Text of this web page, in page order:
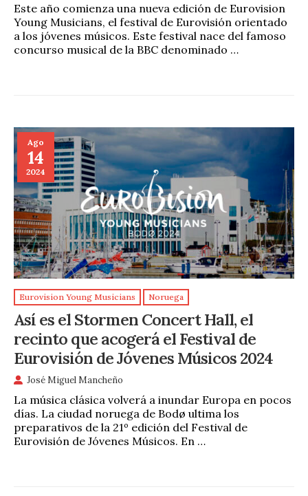
Este año comienza una nueva edición de Eurovision
Young Musicians, el festival de Eurovisión orientado
a los jóvenes músicos. Este festival nace del famoso
concurso musical de la BBC denominado …
Ago
14
2024
Eurovision Young Musicians Noruega
Así es el Stormen Concert Hall, el
recinto que acogerá el Festival de
Eurovisión de Jóvenes Músicos 2024
José Miguel Mancheño
La música clásica volverá a inundar Europa en pocos
días. La ciudad noruega de Bodø ultima los
preparativos de la 21º edición del Festival de
Eurovisión de Jóvenes Músicos. En …